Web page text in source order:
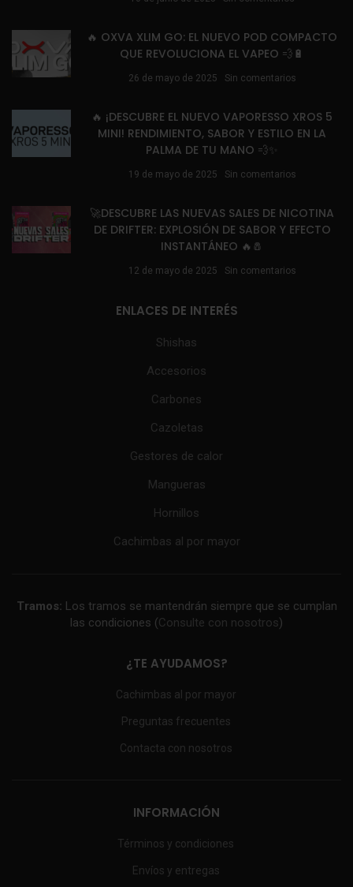
🔥 OXVA XLIM GO: EL NUEVO POD COMPACTO
QUE REVOLUCIONA EL VAPEO 💨🔋
26 de mayo de 2025 Sin comentarios
🔥 ¡DESCUBRE EL NUEVO VAPORESSO XROS 5
MINI! RENDIMIENTO, SABOR Y ESTILO EN LA
PALMA DE TU MANO 💨✨
19 de mayo de 2025 Sin comentarios
🚀DESCUBRE LAS NUEVAS SALES DE NICOTINA
DE DRIFTER: EXPLOSIÓN DE SABOR Y EFECTO
INSTANTÁNEO 🔥🧂
12 de mayo de 2025 Sin comentarios
ENLACES DE INTERÉS
Shishas
Accesorios
Carbones
Cazoletas
Gestores de calor
Mangueras
Hornillos
Cachimbas al por mayor
Tramos: Los tramos se mantendrán siempre que se cumplan
las condiciones (Consulte con nosotros)
¿TE AYUDAMOS?
Cachimbas al por mayor
Preguntas frecuentes
Contacta con nosotros
INFORMACIÓN
Términos y condiciones
Envíos y entregas